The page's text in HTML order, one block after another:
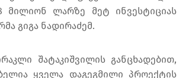
მილიონ ლარზე მეტ ინვესტიციას
გიგა ნადირაძემ.
შატაკიშვილის განცხადებით,
ყველა დაგეგმილი პროექტის